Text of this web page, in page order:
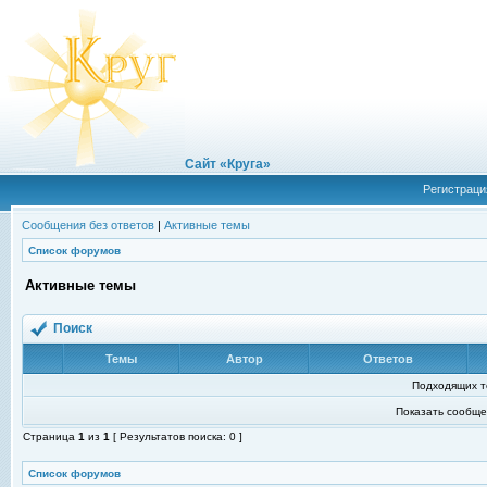
Сайт «Круга»
Сообщения без ответов | Активные темы
Список форумов
Активные темы
Поиск
Темы Автор Ответов
Подходящих
Показать
Страница 1 из 1 [ Результатов поиска: 0 ]
Список форумов